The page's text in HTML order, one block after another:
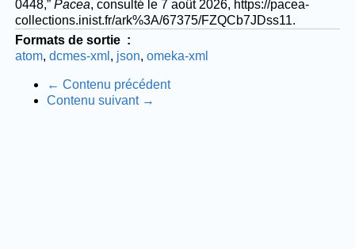
0448,” Pacea, consulté le 7 août 2026, https://pacea-
collections.inist.fr/ark%3A/67375/FZQCb7JDss11.
Formats de sortie
atom dcmes-xml json omeka-xml
← Contenu précédent
Contenu suivant →